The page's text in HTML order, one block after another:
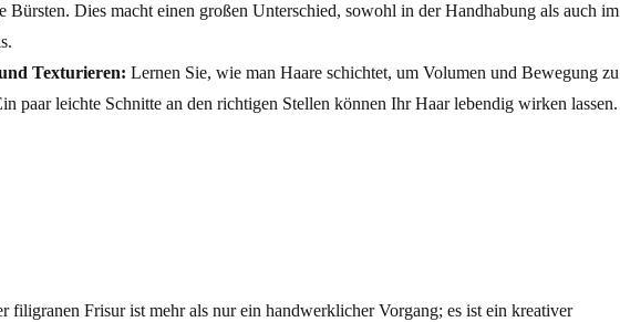
Bürsten. Dies macht einen großen Unterschied, sowohl in der Handhabung als auch im
Texturieren: Lernen Sie, wie man Haare schichtet, um Volumen und Bewegung zu
paar leichte Schnitte an den richtigen Stellen können Ihr Haar lebendig wirken lassen.
filigranen Frisur ist mehr als nur ein handwerklicher Vorgang; es ist ein kreativer